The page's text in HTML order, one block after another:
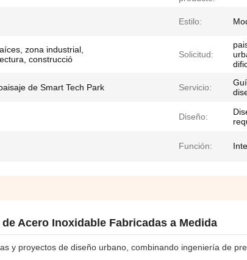
Estilo:
zona industrial,
construcció
Solicitud:
de Smart Tech Park Servicio:
Diseño:
Función:
Acero Inoxidable Fabricadas a Medida
y proyectos de diseño urbano, combinando ingeniería de